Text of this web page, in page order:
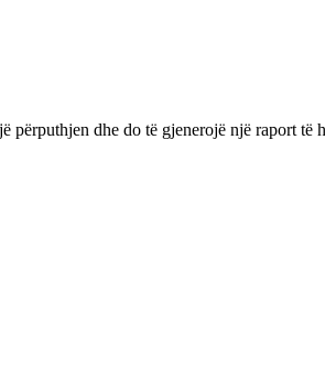
dhe do të gjenerojë një raport të